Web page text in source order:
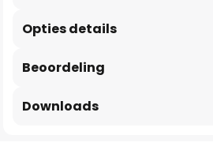
Opties details
Beoordeling
Downloads